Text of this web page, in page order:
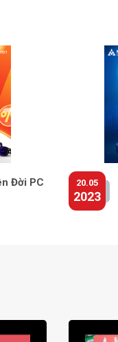
Đời PC 20.05
2023